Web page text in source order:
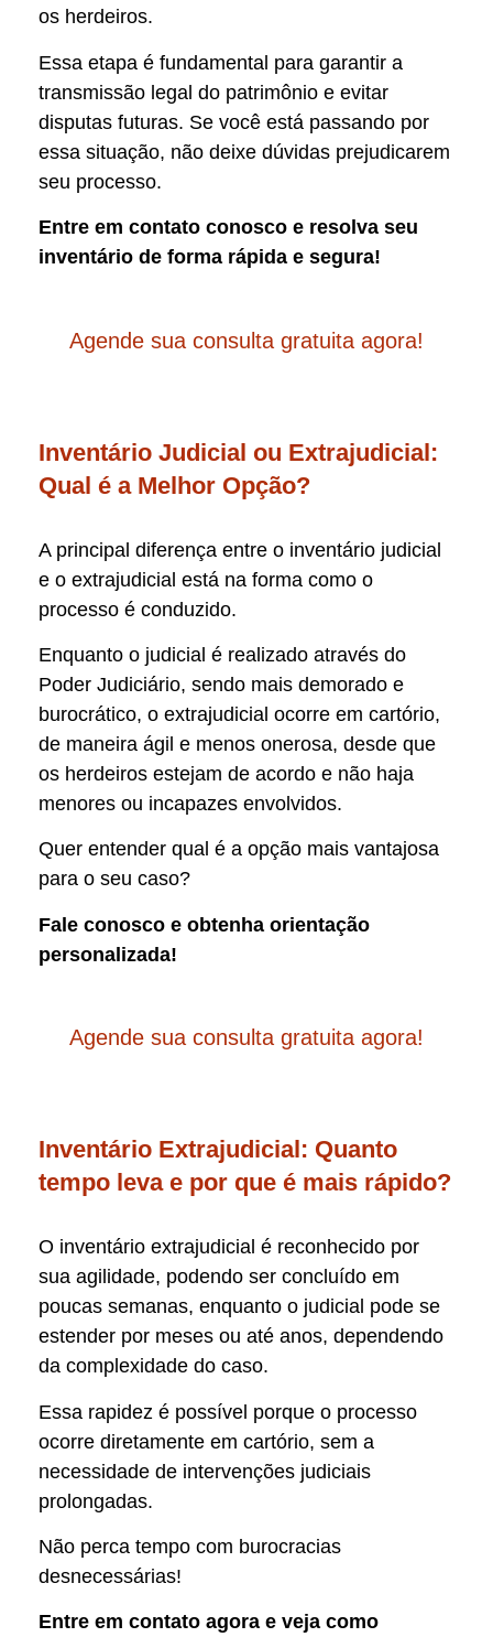
os herdeiros.
Essa etapa é fundamental para garantir a
transmissão legal do patrimônio e evitar
disputas futuras. Se você está passando por
essa situação, não deixe dúvidas prejudicarem
seu processo.
Entre em contato conosco e resolva seu
inventário de forma rápida e segura!
Agende sua consulta gratuita agora!
Inventário Judicial ou Extrajudicial:
Qual é a Melhor Opção?
A principal diferença entre o inventário judicial
e o extrajudicial está na forma como o
processo é conduzido.
Enquanto o judicial é realizado através do
Poder Judiciário, sendo mais demorado e
burocrático, o extrajudicial ocorre em cartório,
de maneira ágil e menos onerosa, desde que
os herdeiros estejam de acordo e não haja
menores ou incapazes envolvidos.
Quer entender qual é a opção mais vantajosa
para o seu caso?
Fale conosco e obtenha orientação
personalizada!
Agende sua consulta gratuita agora!
Inventário Extrajudicial: Quanto
tempo leva e por que é mais rápido?
O inventário extrajudicial é reconhecido por
sua agilidade, podendo ser concluído em
poucas semanas, enquanto o judicial pode se
estender por meses ou até anos, dependendo
da complexidade do caso.
Essa rapidez é possível porque o processo
ocorre diretamente em cartório, sem a
necessidade de intervenções judiciais
prolongadas.
Não perca tempo com burocracias
desnecessárias!
Entre em contato agora e veja como